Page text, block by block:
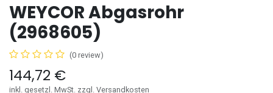
WEYCOR Abgasrohr
(2968605)
(0 review)
144,72 €
inkl. gesetzl. MwSt. zzgl. Versandkosten